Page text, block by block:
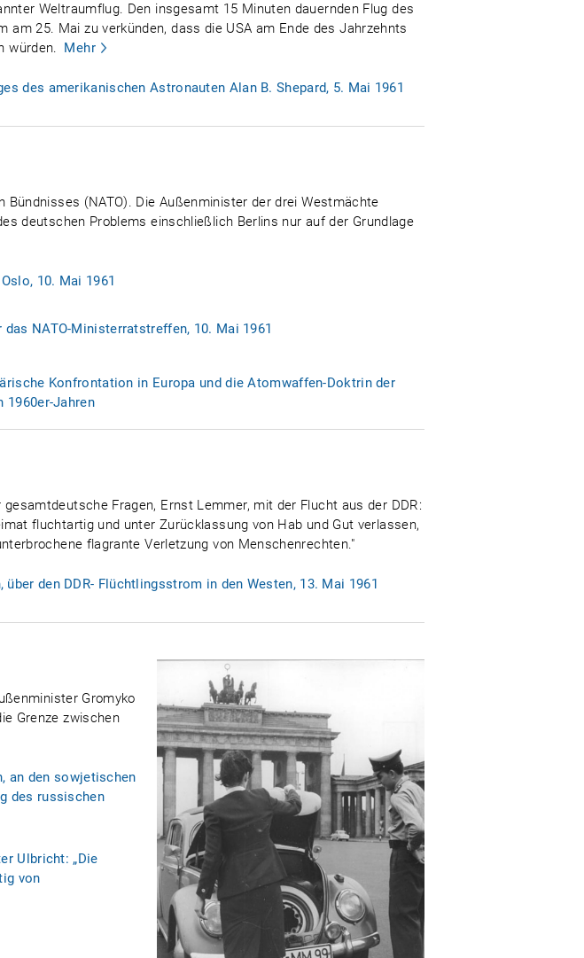
Weltraumflug. Den insgesamt 15 Minuten dauernden Flug des
am 25. Mai zu verkünden, dass die USA am Ende des Jahrzehnts
würden. Mehr
des amerikanischen Astronauten Alan B. Shepard, 5. Mai 1961
(NATO). Die Außenminister der drei Westmächte
deutschen Problems einschließlich Berlins nur auf der Grundlage
10. Mai 1961
NATO-Ministerratstreffen, 10. Mai 1961
Konfrontation in Europa und die Atomwaffen-Doktrin der
1960er-Jahren
Fragen, Ernst Lemmer, mit der Flucht aus der DDR:
fluchtartig und unter Zurücklassung von Hab und Gut verlassen,
flagrante Verletzung von Menschenrechten."
den DDR- Flüchtlingsstrom in den Westen, 13. Mai 1961
Gromyko
Grenze zwischen
an den sowjetischen
des russischen
Ulbricht: „Die
von